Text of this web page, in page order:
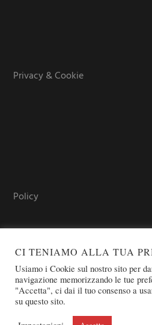
Privacy & Cookie
Policy
CI TENIAMO ALLA TUA
Usiamo i Cookie sul nostro sito per
navigazione memorizzando le tue
"Accetta", ci dai il tuo consenso a
su questo sito.